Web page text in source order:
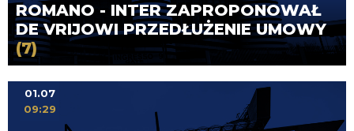
ROMANO - INTER ZAPROPONOWAŁ
DE VRIJOWI PRZEDŁUŻENIE UMOWY
(7)
01.07
09:29